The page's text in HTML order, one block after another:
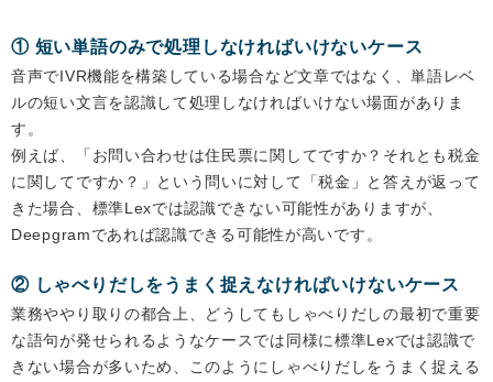
① 短い単語のみで処理しなければいけないケース
音声でIVR機能を構築している場合など文章ではなく、単語レベ
ルの短い文言を認識して処理しなければいけない場面がありま
す。
例えば、「お問い合わせは住民票に関してですか？それとも税金
に関してですか？」という問いに対して「税金」と答えが返って
きた場合、標準Lexでは認識できない可能性がありますが、
Deepgramであれば認識できる可能性が高いです。
② しゃべりだしをうまく捉えなければいけないケース
業務ややり取りの都合上、どうしてもしゃべりだしの最初で重要
な語句が発せられるようなケースでは同様に標準Lexでは認識で
きない場合が多いため、このようにしゃべりだしをうまく捉える